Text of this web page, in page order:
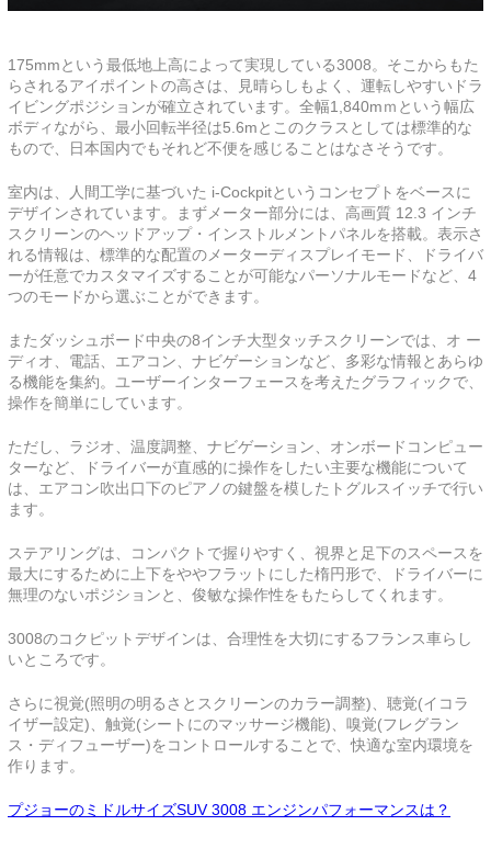
175mmという最低地上高によって実現している3008。そこからもた
らされるアイポイントの高さは、見晴らしもよく、運転しやすいドラ
イビングポジションが確立されています。全幅1,840mｍという幅広
ボディながら、最小回転半径は5.6mとこのクラスとしては標準的な
もので、日本国内でもそれど不便を感じることはなさそうです。
室内は、人間工学に基づいた i-Cockpitというコンセプトをベースに
デザインされています。まずメーター部分には、高画質 12.3 インチ
スクリーンのヘッドアップ・インストルメントパネルを搭載。表示さ
れる情報は、標準的な配置のメーターディスプレイモード、ドライバ
ーが任意でカスタマイズすることが可能なパーソナルモードなど、4
つのモードから選ぶことができます。
またダッシュボード中央の8インチ大型タッチスクリーンでは、オ ー
ディオ、電話、エアコン、ナビゲーションなど、多彩な情報とあらゆ
る機能を集約。ユーザーインターフェースを考えたグラフィックで、
操作を簡単にしています。
ただし、ラジオ、温度調整、ナビゲーション、オンボードコンピュー
ターなど、ドライバーが直感的に操作をしたい主要な機能について
は、エアコン吹出口下のピアノの鍵盤を模したトグルスイッチで行い
ます。
ステアリングは、コンパクトで握りやすく、視界と足下のスペースを
最大にするために上下をややフラットにした楕円形で、ドライバーに
無理のないポジションと、俊敏な操作性をもたらしてくれます。
3008のコクピットデザインは、合理性を大切にするフランス車らし
いところです。
さらに視覚(照明の明るさとスクリーンのカラー調整)、聴覚(イコラ
イザー設定)、触覚(シートにのマッサージ機能)、嗅覚(フレグラン
ス・ディフューザー)をコントロールすることで、快適な室内環境を
作ります。
プジョーのミドルサイズSUV 3008 エンジンパフォーマンスは？